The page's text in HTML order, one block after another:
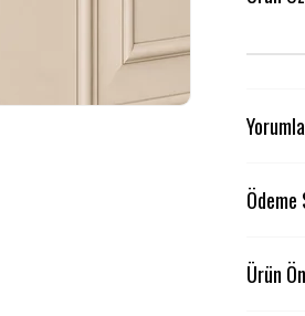
Ürün